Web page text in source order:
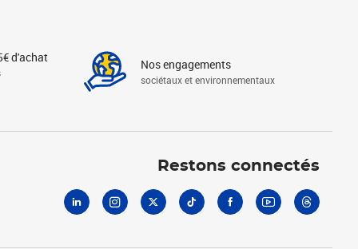
d'achat Nos engagements
sociétaux et environnementaux
Restons connectés